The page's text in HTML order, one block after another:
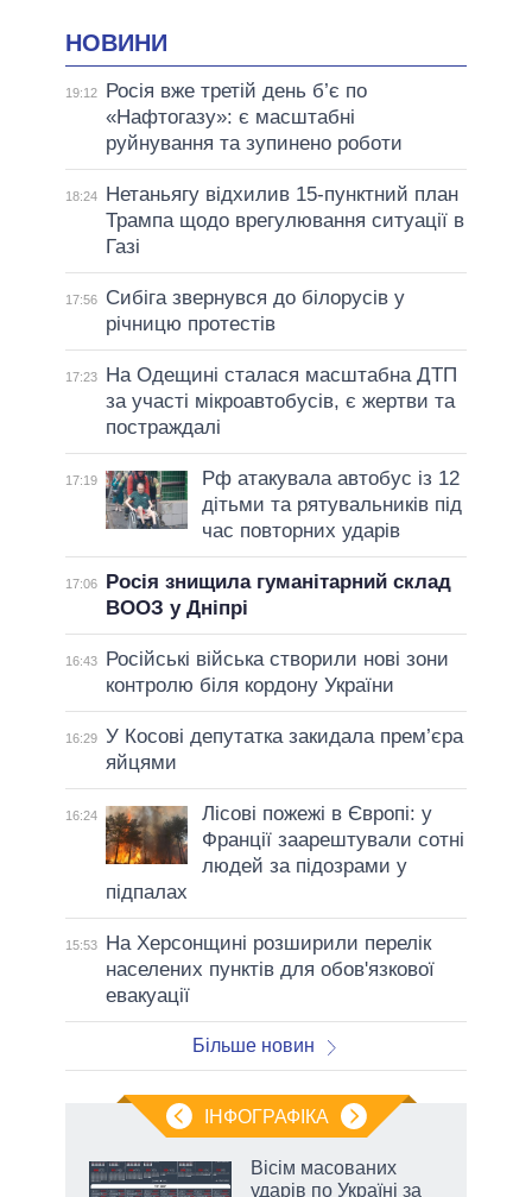
НОВИНИ
19:12
Росія вже третій день б’є по
«Нафтогазу»: є масштабні
руйнування та зупинено роботи
18:24
Нетаньягу відхилив 15-пунктний план
Трампа щодо врегулювання ситуації в
Газі
17:56
Сибіга звернувся до білорусів у
річницю протестів
17:23
На Одещині сталася масштабна ДТП
за участі мікроавтобусів, є жертви та
постраждалі
17:19
Рф атакувала автобус із 12
дітьми та рятувальників під
час повторних ударів
17:06
Росія знищила гуманітарний склад
ВООЗ у Дніпрі
16:43
Російські війська створили нові зони
контролю біля кордону України
16:29 У Косові депутатка закидала прем’єра
яйцями
16:24
Лісові пожежі в Європі: у
Франції заарештували сотні
людей за підозрами у
підпалах
15:53
На Херсонщині розширили перелік
населених пунктів для обов'язкової
евакуації
Більше новин
ІНФОГРАФІКА
Вісім масованих
ударів по Україні за